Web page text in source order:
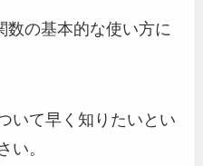
数の基本的な使い方に
いて早く知りたいとい
い。